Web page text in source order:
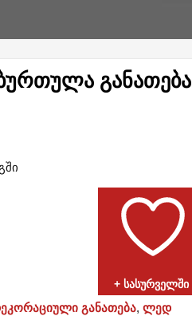
განათება
+ სასურველში
განათება,ლედ